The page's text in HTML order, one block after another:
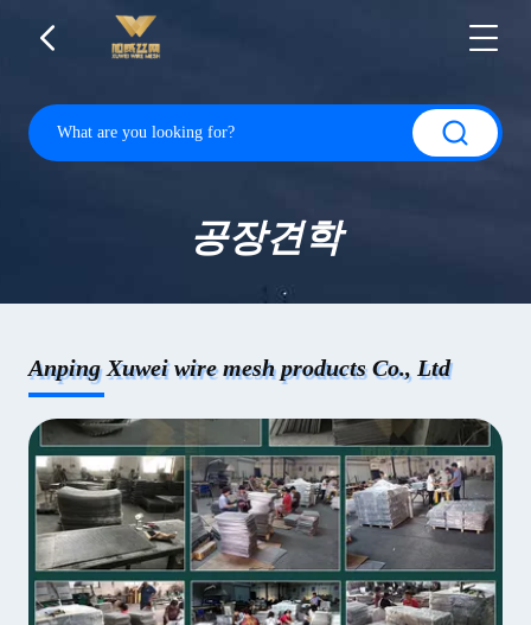
공장견학
Anping Xuwei wire mesh products Co., Ltd